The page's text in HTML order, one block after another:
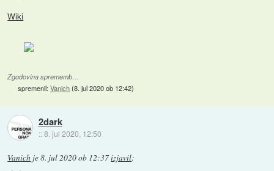
Wiki
Zgodovina sprememb…
spremenil:Vanich(8. jul 2020 ob 12:42)
2dark
::8. jul 2020, 12:50
Vanich je8. jul 2020 ob 12:37izjavil: